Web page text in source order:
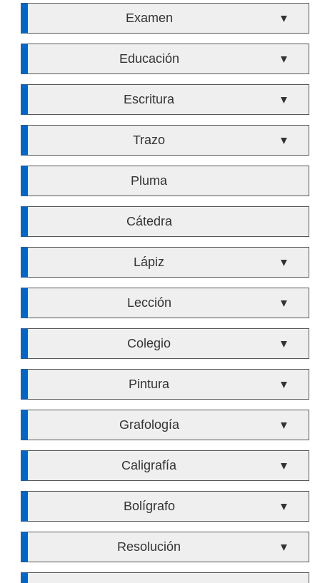
Examen ▼
Educación ▼
Escritura ▼
Trazo ▼
Pluma
Cátedra
Lápiz ▼
Lección ▼
Colegio ▼
Pintura ▼
Grafología ▼
Caligrafía ▼
Bolígrafo ▼
Resolución ▼